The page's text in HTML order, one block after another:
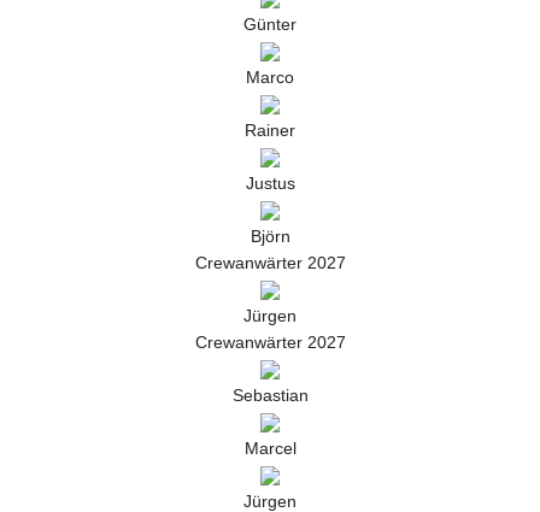
Günter
Marco
Rainer
Justus
Björn
Crewanwärter 2027
Jürgen
Crewanwärter 2027
Sebastian
Marcel
Jürgen